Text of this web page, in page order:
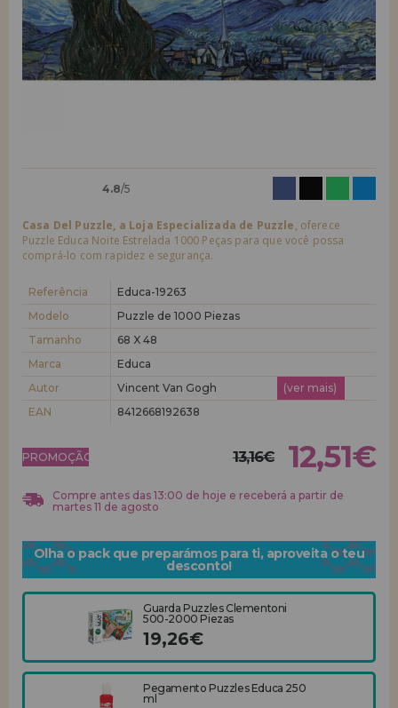
LIQUIDAÇÕES
quero me cadastrar como
novo cliente
Ao criar uma conta em casadopuzzle.com você poderá fazer suas
novo distribuidor
Você é um Profissional ou Empresa? Quer vender nossos produtos no
condições de venda com descontos especiais para distribuição.
Vá em frente! Estávamos esperando por você.
4.8/5
Casa Del Puzzle, a Loja Especializada de Puzzle, oferece
Puzzle Educa Noite Estrelada 1000 Peças para que você possa
comprá-lo com rapidez e segurança.
Referência
Educa-19263
Modelo
Puzzle de 1000 Piezas
Tamanho
68 X 48
Marca
Educa
Autor
Vincent Van Gogh
(ver mais)
EAN
8412668192638
PROMOÇÃO! 13,16€ 12,51€
Compre antes das 13:00 de hoje e receberá a partir de
martes 11 de agosto
Olha o pack que preparámos para ti, aproveita o teu
desconto!
Guarda Puzzles Clementoni
500-2000 Piezas
19,26€
Pegamento Puzzles Educa 250
ml